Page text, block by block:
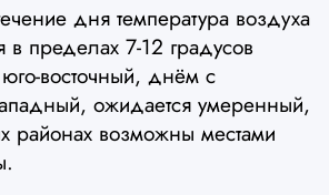
дня температура воздуха
в пределах 7-12 градусов
восточный, днём с
ожидается умеренный,
районах возможны местами